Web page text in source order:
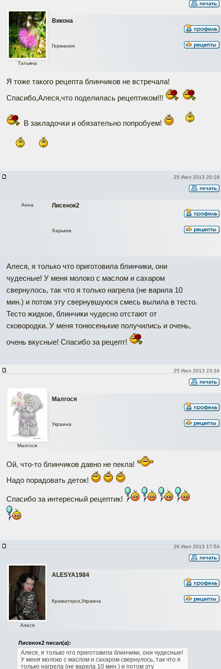
Викона
Татьяна
Германия
Я тоже такого рецепта блинчиков не встречала!
Спасибо,Алеся,что поделилась рецептиком!!!
В закладочки и обязательно попробуем!
25 Июл 2013 20:18
Лисенок2
Анна
Харьков
Алеся, я только что приготовила блинчики, они
чудесные! У меня молоко с маслом и сахаром
свернулось, так что я только нагрела (не варила 10
мин.) и потом эту свернувшуюся смесь вылила в тесто.
Тесто жидкое, блинчики чудесно отстают от
сковородки. У меня тонюсенькие получились и очень,
очень вкусные! Спасибо за рецепт!
25 Июл 2013 23:34
Малгося
Малгося
Украина
Ой, что-то блинчиков давно не пекла!
Надо порадовать деток!
Спасибо за интересный рецептик!
26 Июл 2013 17:54
АLESYA1984
Алеся
Краматорск,Украина
Лисенок2 писал(а):
Алеся, я только что приготовила блинчики, они чудесные!
У меня молоко с маслом и сахаром свернулось, так что я
только нагрела (не варила 10 мин.) и потом эту